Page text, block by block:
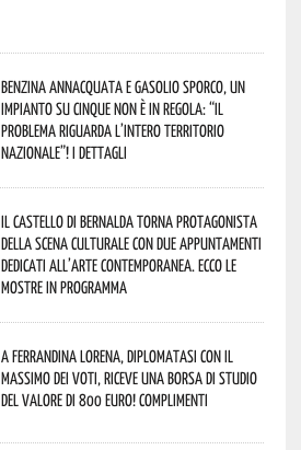
Benzina annacquata e gasolio sporco, un
impianto su cinque non è in regola: “il
problema riguarda l’intero territorio
Nazionale”! I dettagli
Il Castello di Bernalda torna protagonista
della scena culturale con due appuntamenti
dedicati all’arte contemporanea. Ecco le
mostre in programma
A Ferrandina Lorena, diplomatasi con il
massimo dei voti, riceve una borsa di studio
del valore di 800 euro! Complimenti